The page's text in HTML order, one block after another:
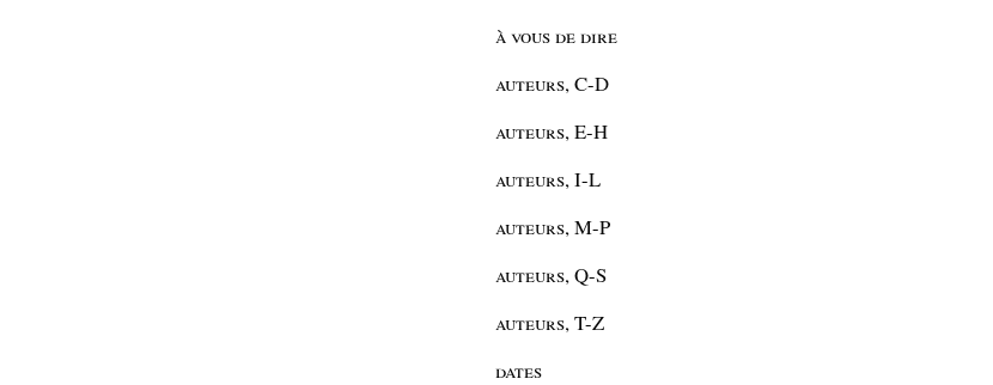
à vous de dire
auteurs, C-D
auteurs, E-H
auteurs, I-L
auteurs, M-P
auteurs, Q-S
auteurs, T-Z
dates